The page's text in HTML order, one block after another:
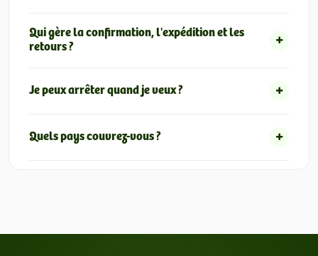
Qui gère la confirmation, l'expédition et les
retours ?
Je peux arrêter quand je veux ?
Quels pays couvrez-vous ?